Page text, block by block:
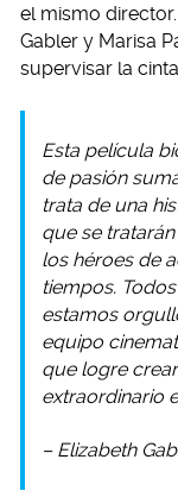
el mismo
Gabler y Marisa
supervisar la
Esta película
de pasión
trata de una
que se
los héroes de
tiempos.
estamos
equipo
que logre
extraordinario
– Elizabeth